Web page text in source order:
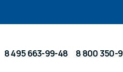
8 495 663-99-48 8 800 350-